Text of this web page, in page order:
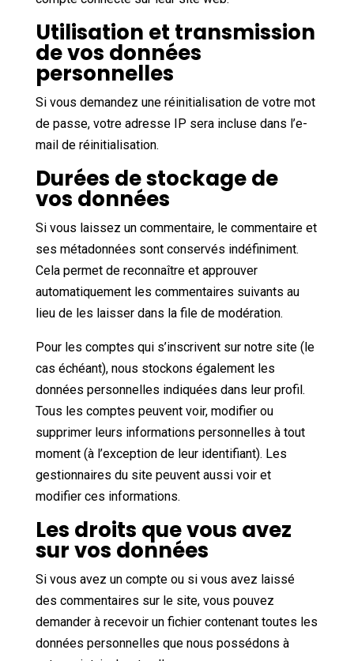
Utilisation et transmission
de vos données
personnelles
Si vous demandez une réinitialisation de votre mot
de passe, votre adresse IP sera incluse dans l’e-
mail de réinitialisation.
Durées de stockage de
vos données
Si vous laissez un commentaire, le commentaire et
ses métadonnées sont conservés indéfiniment.
Cela permet de reconnaître et approuver
automatiquement les commentaires suivants au
lieu de les laisser dans la file de modération.
Pour les comptes qui s’inscrivent sur notre site (le
cas échéant), nous stockons également les
données personnelles indiquées dans leur profil.
Tous les comptes peuvent voir, modifier ou
supprimer leurs informations personnelles à tout
moment (à l’exception de leur identifiant). Les
gestionnaires du site peuvent aussi voir et
modifier ces informations.
Les droits que vous avez
sur vos données
Si vous avez un compte ou si vous avez laissé
des commentaires sur le site, vous pouvez
demander à recevoir un fichier contenant toutes les
données personnelles que nous possédons à